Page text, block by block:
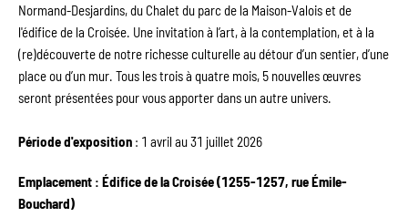
Normand-Desjardins, du Chalet du parc de la Maison-Valois et de
l'édifice de la Croisée. Une invitation à l’art, à la contemplation, et à la
(re)découverte de notre richesse culturelle au détour d’un sentier, d’une
place ou d’un mur. Tous les trois à quatre mois, 5 nouvelles œuvres
seront présentées pour vous apporter dans un autre univers.
Période d'exposition : 1 avril au 31 juillet 2026
Emplacement : Édifice de la Croisée (1255-1257, rue Émile-
Bouchard)